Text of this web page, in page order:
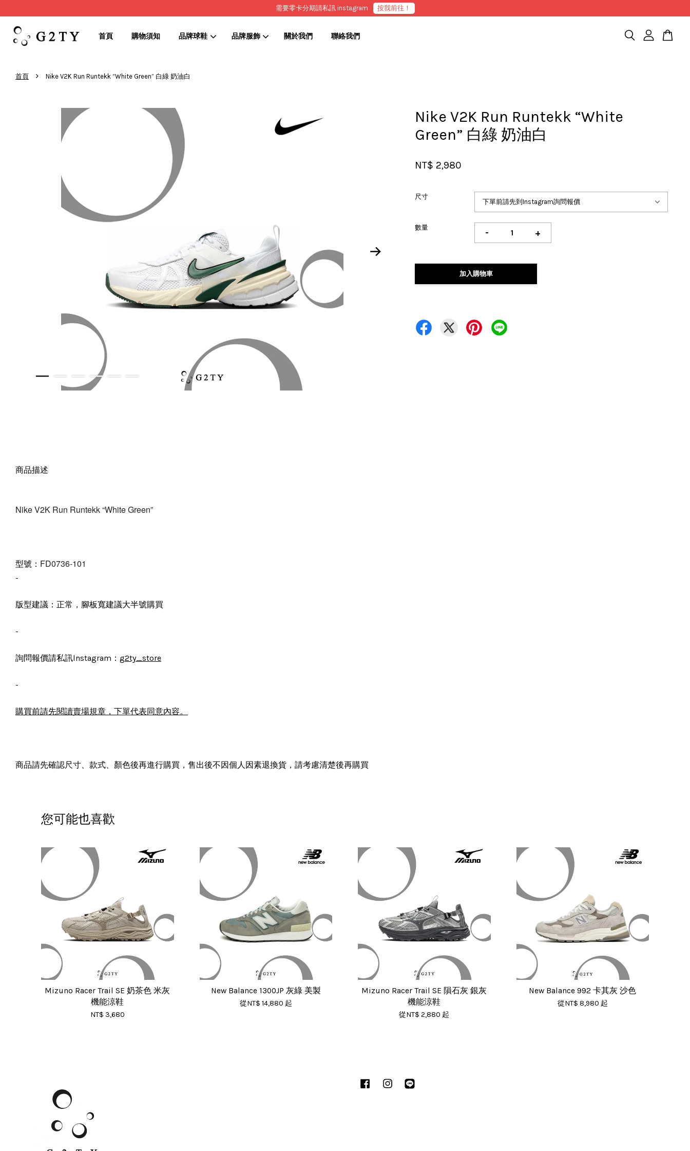
需要零卡分期請私訊 instagram 按我前往！
首頁 購物須知 品牌球鞋 品牌服飾 關於我們 聯絡我們
首頁 › Nike V2K Run Runtekk “White Green” 白綠 奶油白
Nike V2K Run Runtekk “White
Green” 白綠 奶油白
NT$ 2,980
尺寸
數量 - +
加入購物車
商品描述
Nike V2K Run Runtekk “White Green”
型號： FD0736-101
-
版型建議：正常，腳板寬建議大半號購買
-
詢問報價請私訊lnstagram： g2ty_store
-
購買前請先閱讀賣場規章，下單代表同意內容。
商品請先確認尺寸、款式、顏色後再進行購買，售出後不因個人因素退換貨，請考慮清楚後再購買
您可能也喜歡
Mizuno Racer Trail SE 奶茶色 米灰
機能涼鞋
NT$ 3,680
New Balance 1300JP 灰綠 美製
從NT$ 14,880 起
Mizuno Racer Trail SE 隕石灰 銀灰
機能涼鞋
從NT$ 2,880 起
New Balance 992 卡其灰 沙色
從NT$ 8,980 起
Facebook Instagram